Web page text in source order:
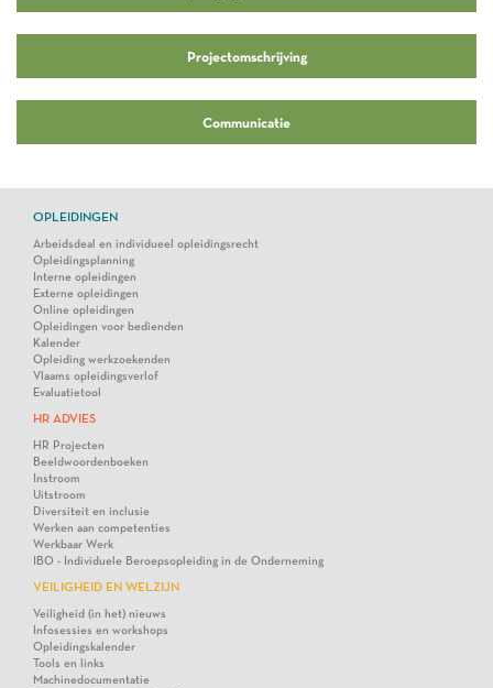
Projectomschrijving
Communicatie
OPLEIDINGEN
Arbeidsdeal en individueel opleidingsrecht
Opleidingsplanning
Interne opleidingen
Externe opleidingen
Online opleidingen
Opleidingen voor bedienden
Kalender
Opleiding werkzoekenden
Vlaams opleidingsverlof
Evaluatietool
HR ADVIES
HR Projecten
Beeldwoordenboeken
Instroom
Uitstroom
Diversiteit en inclusie
Werken aan competenties
Werkbaar Werk
IBO - Individuele Beroepsopleiding in de Onderneming
VEILIGHEID EN WELZIJN
Veiligheid (in het) nieuws
Infosessies en workshops
Opleidingskalender
Tools en links
Machinedocumentatie